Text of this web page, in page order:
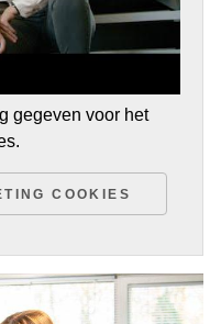
gegeven voor het
COOKIES